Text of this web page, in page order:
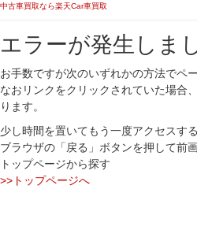
中古車買取なら楽天Car車買取
エラーが発生しま
お手数ですが次のいずれかの方法でペ
なおリンクをクリックされていた場合
ります。
少し時間を置いてもう一度アクセスする
ブラウザの「戻る」ボタンを押して前
トップページから探す
>>トップページへ